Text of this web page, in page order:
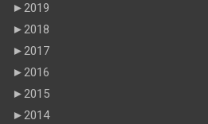
►2019
►2018
►2017
►2016
►2015
►2014